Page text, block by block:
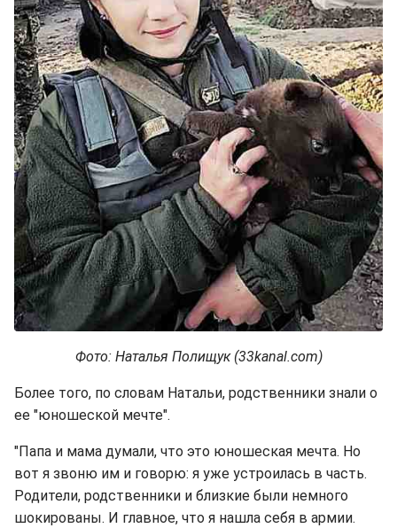
Фото: Наталья Полищук (33kanal.com)
Более того, по словам Натальи, родственники знали о
ее "юношеской мечте".
"Папа и мама думали, что это юношеская мечта. Но
вот я звоню им и говорю: я уже устроилась в часть.
Родители, родственники и близкие были немного
шокированы. И главное, что я нашла себя в армии.